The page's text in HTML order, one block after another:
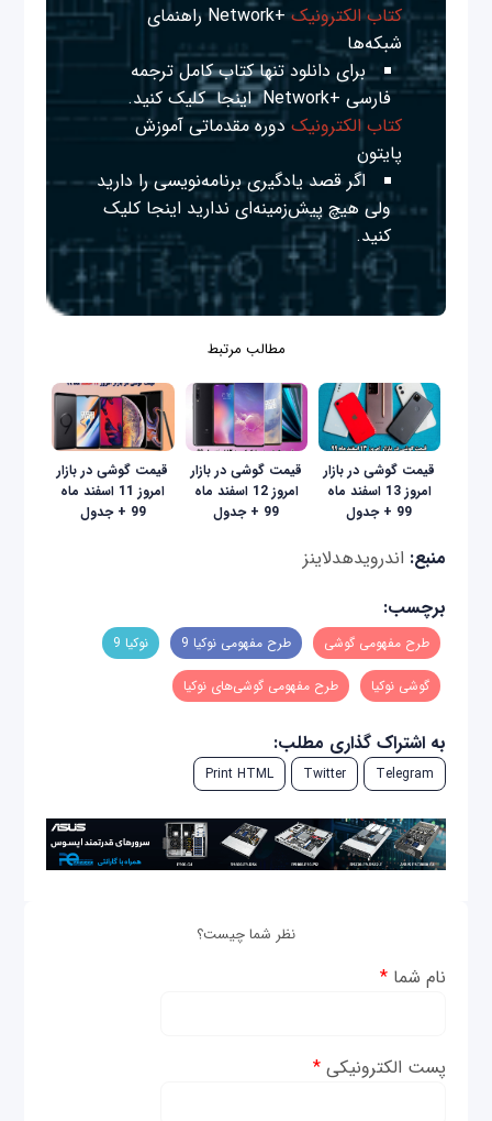
کتاب الکترونیک
+Network راهنمای
شبکه‌ها
برای دانلود تنها کتاب کامل ترجمه
فارسی +Network
اینجا کلیک کنید.
کتاب الکترونیک دوره مقدماتی آموزش
پایتون
اگر قصد یادگیری برنامه‌نویسی را دارید
ولی هیچ پیش‌زمینه‌ای نداریداینجا کلیک
کنید.
مطالب مرتبط
قیمت گوشی در بازار
امروز 13 اسفند ماه
99 + جدول
قیمت گوشی در بازار
امروز 12 اسفند ماه
99 + جدول
قیمت گوشی در بازار
امروز 11 اسفند ماه
99 + جدول
منبع: اندرویدهدلاینز
برچسب:
طرح مفهومی گوشی طرح مفهومی نوکیا 9 نوکیا 9
گوشی نوکیا طرح مفهومی گوشی‌های نوکیا
به اشتراک گذاری مطلب:
Telegram
Twitter
Print HTML
نظر شما چیست؟
نام شما*
پست الکترونیکی*